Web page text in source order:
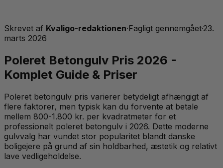
Skrevet af Kvaligo-redaktionen·Fagligt gennemgået·23.
marts 2026
Poleret Betongulv Pris 2026 -
Komplet Guide & Priser
Poleret betongulv pris varierer betydeligt afhængigt af
flere faktorer, men typisk kan du forvente at betale
mellem 800-1.800 kr. per kvadratmeter for et
professionelt poleret betongulv i 2026. Dette moderne
gulvvalg har vundet stor popularitet blandt danske
boligejere på grund af sin holdbarhed, æstetik og relativt
lave vedligeholdelse.